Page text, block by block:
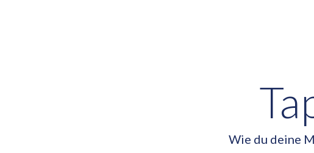
Wie du deine